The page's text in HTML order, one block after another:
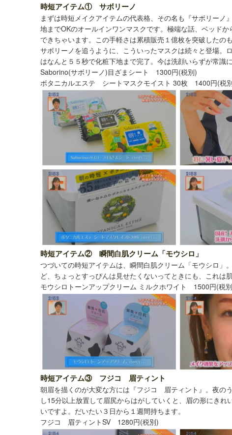
時短アイテム① サボリーノ
まずは時短メイクアイテムの代表格、その名も『サボリー
地までOKのオールインワンマスクです。極端な話、ベッド
できちゃいます。この手軽さは累積販売１億枚を突破したのも
サボリーノを追うように、こういったマスクは続々と登場
はなんと５５秒で化粧下地まで完了。今は洗顔いらずが常識
Saborino(サボリーノ)目ざまシート 1300円(税別)
ボタニカルエステ シートマスクモイスト 30枚 1400円(税
時短アイテム② 瞬間白肌クリーム「モウシロ」
つづいての時短アイテムは、瞬間白肌クリーム「モウシロ」
ど、ちょっとすっぴんは見せたくないってときにも、これは
モウシロトーンアップクリーム ミルクホワイト 1500円(税
時短アイテム③ フジコ 眉ティント
朝眉を描くのが大変な方には『フジコ 眉ティント』。夜の
し15分以上放置して眉尻からはがしていくと、眉の形にき
いですよ。だいたい３日から１週間持ちます。
フジコ 眉ティントSV 1280円(税別)